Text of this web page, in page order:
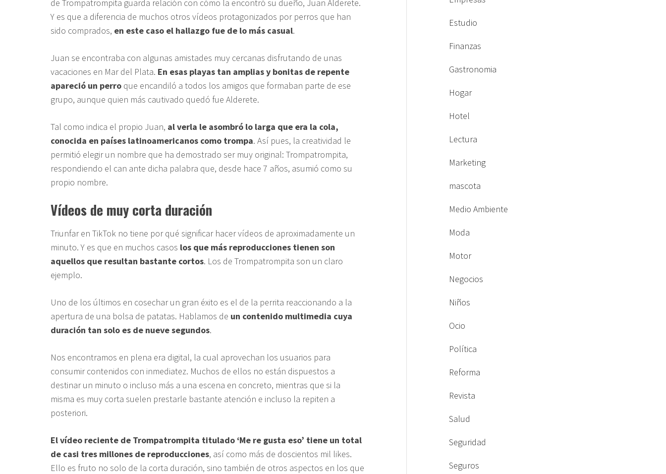
de Trompatrompita guarda relación con cómo la encontró su dueño, Juan Alderete.
Y es que a diferencia de muchos otros vídeos protagonizados por perros que han
sido comprados, en este caso el hallazgo fue de lo más casual.
Juan se encontraba con algunas amistades muy cercanas disfrutando de unas
vacaciones en Mar del Plata. En esas playas tan amplias y bonitas de repente
apareció un perro que encandiló a todos los amigos que formaban parte de ese
grupo, aunque quien más cautivado quedó fue Alderete.
Tal como indica el propio Juan, al verla le asombró lo larga que era la cola,
conocida en países latinoamericanos como trompa. Así pues, la creatividad le
permitió elegir un nombre que ha demostrado ser muy original: Trompatrompita,
respondiendo el can ante dicha palabra que, desde hace 7 años, asumió como su
propio nombre.
Vídeos de muy corta duración
Triunfar en TikTok no tiene por qué significar hacer vídeos de aproximadamente un
minuto. Y es que en muchos casos los que más reproducciones tienen son
aquellos que resultan bastante cortos. Los de Trompatrompita son un claro
ejemplo.
Uno de los últimos en cosechar un gran éxito es el de la perrita reaccionando a la
apertura de una bolsa de patatas. Hablamos de un contenido multimedia cuya
duración tan solo es de nueve segundos.
Nos encontramos en plena era digital, la cual aprovechan los usuarios para
consumir contenidos con inmediatez. Muchos de ellos no están dispuestos a
destinar un minuto o incluso más a una escena en concreto, mientras que si la
misma es muy corta suelen prestarle bastante atención e incluso la repiten a
posteriori.
El vídeo reciente de Trompatrompita titulado ‘Me re gusta eso’ tiene un total
de casi tres millones de reproducciones, así como más de doscientos mil likes.
Ello es fruto no solo de la corta duración, sino también de otros aspectos en los que
Estudio
Finanzas
Gastronomia
Hogar
Hotel
Lectura
Marketing
mascota
Medio Ambiente
Moda
Motor
Negocios
Niños
Ocio
Política
Reforma
Revista
Salud
Seguridad
Seguros